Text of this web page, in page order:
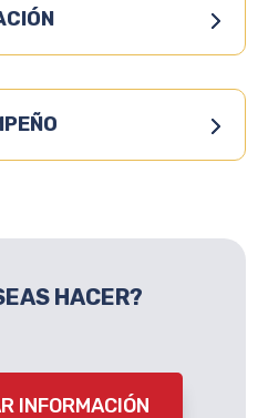
HACER?
INFORMACIÓN